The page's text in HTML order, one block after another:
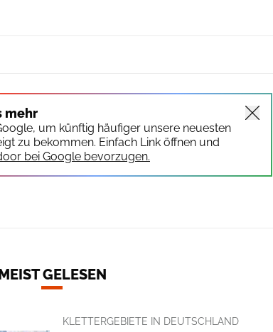
mehr
um künftig häufiger unsere neuesten
zu bekommen. Einfach Link öffnen und
bei Google bevorzugen.
MEIST GELESEN
KLETTERGEBIETE IN DEUTSCHLAND